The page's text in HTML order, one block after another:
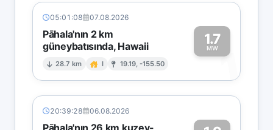
05:01:08 07.08.2026
Pāhala'nın 2 km
güneybatısında, Hawaii
28.7 km I 19.19, -155.50
1.7
MW1
20:39:28 06.08.2026
Pāhala'nın 26 km kuzey-